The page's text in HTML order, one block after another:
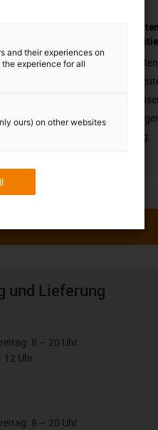
- mit Garantie
arbeiten
zuverlässig.
und Lieferung
8 – 20 Uhr
12 Uhr
8 – 20 Uhr
and their experiences on
experience for all
ours) on other websites